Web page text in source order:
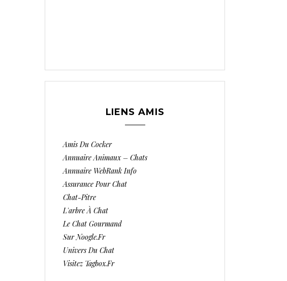
LIENS AMIS
Amis Du Cocker
Annuaire Animaux – Chats
Annuaire WebRank Info
Assurance Pour Chat
Chat-Pitre
L'arbre À Chat
Le Chat Gourmand
Sur Noogle.fr
Univers Du Chat
Visitez Tagbox.fr